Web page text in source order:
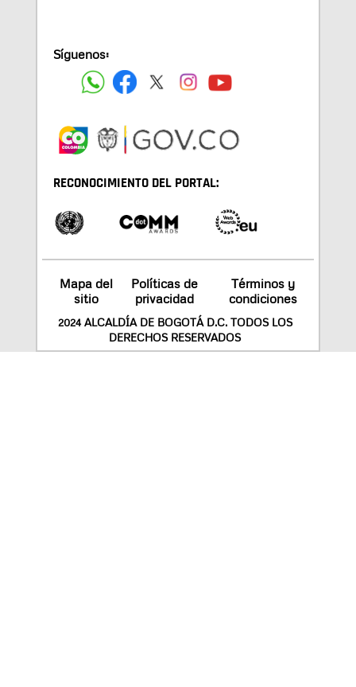
Síguenos:
RECONOCIMIENTO DEL PORTAL:
Mapa del
sitio
Políticas de
privacidad
Términos y
condiciones
2024 ALCALDÍA DE BOGOTÁ D.C. TODOS LOS
DERECHOS RESERVADOS